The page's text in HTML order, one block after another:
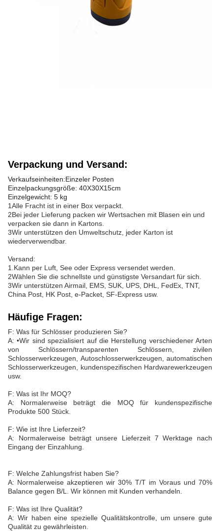
Verpackung und Versand:
Verkaufseinheiten:Einzeler Posten
Einzelpackungsgröße: 40X30X15cm
Einzelgewicht: 5 kg
1Alle Fracht ist in einer Box verpackt.
2Bei jeder Lieferung packen wir Wertsachen mit Blasen ein und
verpacken sie dann in Kartons.
3Wir unterstützen den Umweltschutz, jeder Karton ist
wiederverwendbar.
Versand:
1.Kann per Luft, See oder Express versendet werden.
2Wählen Sie die schnellste und günstigste Versandart für sich.
3Wir unterstützen Airmail, EMS, SUK, UPS, DHL, FedEx, TNT,
China Post, HK Post, e-Packet, SF-Express usw.
Häufige Fragen:
F: Was für Schlösser produzieren Sie?
A: •Wir sind spezialisiert auf die Herstellung verschiedener Arten
von Schlössern/transparenten Schlössern, zivilen
Schlosserwerkzeugen, Autoschlosserwerkzeugen, automatischen
Schlosserwerkzeugen, kundenspezifischen Hardwarewerkzeugen
usw.
F: Was ist Ihr MOQ?
A: Normalerweise beträgt die MOQ für kundenspezifische
Produkte 500 Stück.
F: Wie ist Ihre Lieferzeit?
A: Normalerweise beträgt unsere Lieferzeit 7 Werktage nach
Eingang der Einzahlung.
F: Welche Zahlungsfrist haben Sie?
A: Normalerweise akzeptieren wir 30% T/T im Voraus und 70%
Balance gegen B/L. Wir können mit Kunden verhandeln.
F: Was ist Ihre Qualität?
A: Wir haben eine spezielle Qualitätskontrolle, um unsere gute
Qualität zu gewährleisten.